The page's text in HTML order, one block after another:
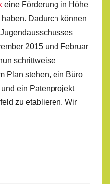
eine Förderung in Höhe
Dadurch können
2015 und Februar
schrittweise
Plan stehen, ein Büro
ein Patenprojekt
zu etablieren. Wir